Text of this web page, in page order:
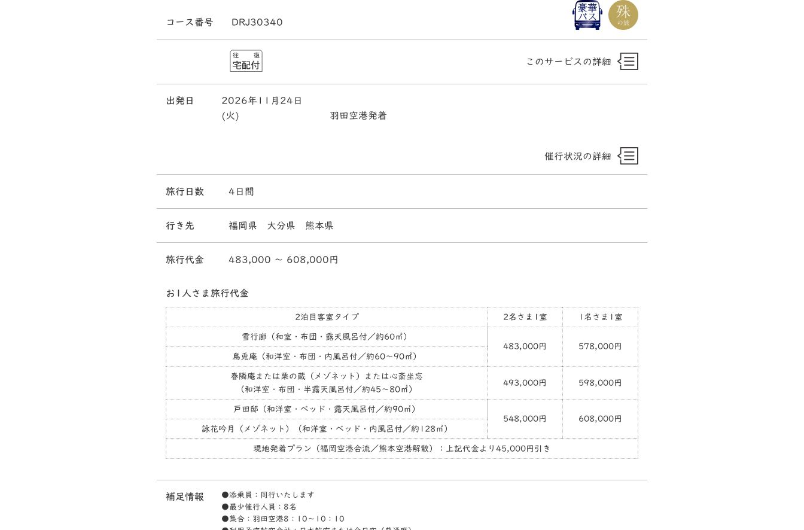
コース番号 DRJ30340
このサービスの詳細
出発日
2026年11月24日
(火)
羽田空港発着
催行状況の詳細
旅行日数 4日間
行き先 福岡県 大分県 熊本県
旅行代金 483,000 〜 608,000円
お1人さま旅行代金
2泊目客室タイプ 2名さま1室 1名さま1室
雪行廊（和室・布団・露天風呂付／約60㎡）
483,000円
578,000円
鳥兎庵（和洋室・布団・内風呂付／約60～90㎡）
春隣庵または栗の蔵（メゾネット）または心斎坐忘
（和洋室・布団・半露天風呂付／約45～80㎡）
493,000円 598,000円
戸田邸（和洋室・ベッド・露天風呂付／約90㎡）
548,000円
608,000円
詠花吟月（メゾネット）（和洋室・ベッド・内風呂付／約128㎡）
現地発着プラン（福岡空港合流／熊本空港解散）：上記代金より45,000円引き
補足情報
●添乗員：同行いたします
●最少催行人員：8名
●集合：羽田空港8：10〜10：10